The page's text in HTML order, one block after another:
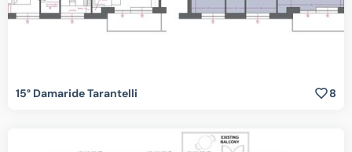
15° Damaride Tarantelli 8